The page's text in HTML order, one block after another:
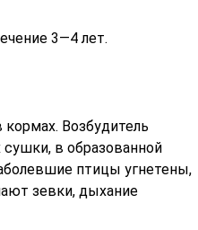
3—4 лет.
Возбудитель
сушки, в образованной
птицы угнетены,
зевки, дыхание